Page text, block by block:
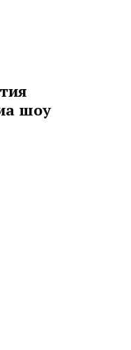
шоу